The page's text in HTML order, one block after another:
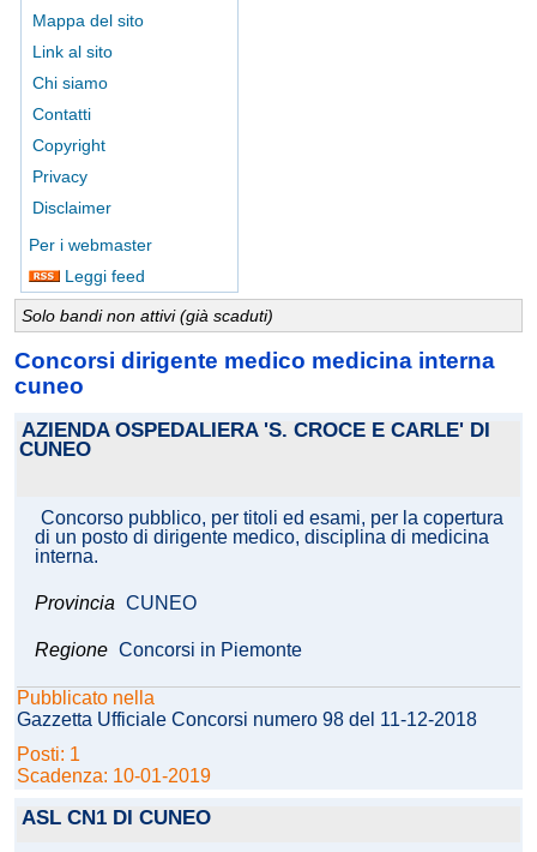
Mappa del sito
Link al sito
Chi siamo
Contatti
Copyright
Privacy
Disclaimer
Per i webmaster
Leggi feed
Solo bandi non attivi (già scaduti)
Concorsi dirigente medico medicina interna
cuneo
AZIENDA OSPEDALIERA 'S. CROCE E CARLE' DI
CUNEO
Concorso pubblico, per titoli ed esami, per la copertura
di un posto di dirigente medico, disciplina di medicina
interna.
Provincia CUNEO
Regione Concorsi in Piemonte
Pubblicato nella
Gazzetta Ufficiale Concorsi numero 98 del 11-12-2018
Posti: 1
Scadenza: 10-01-2019
ASL CN1 DI CUNEO